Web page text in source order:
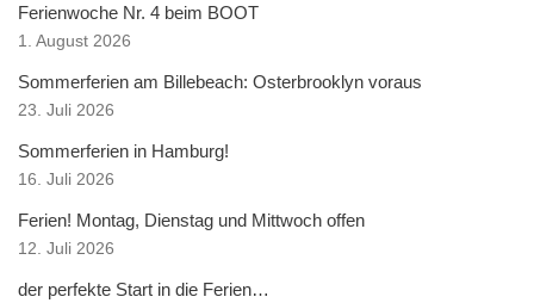
Ferienwoche Nr. 4 beim BOOT
1. August 2026
Sommerferien am Billebeach: Osterbrooklyn voraus
23. Juli 2026
Sommerferien in Hamburg!
16. Juli 2026
Ferien! Montag, Dienstag und Mittwoch offen
12. Juli 2026
der perfekte Start in die Ferien…